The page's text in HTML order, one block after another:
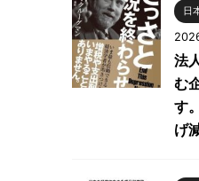
日
法
む
す
げ